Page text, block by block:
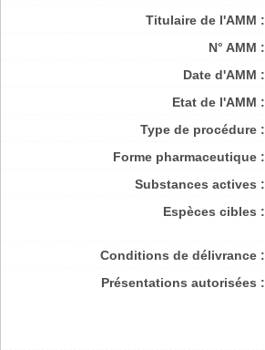
Titulaire de l'AMM :
N° AMM :
Date d'AMM :
Etat de l'AMM :
Type de procédure :
Forme pharmaceutique :
Substances actives :
Espèces cibles :
Conditions de délivrance :
Présentations autorisées :